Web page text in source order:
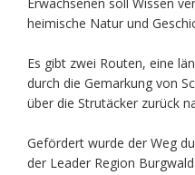
heimische Natur und
Es gibt zwei Routen, eine
durch die Gemarkung von
über die Strutäcker zurück
Gefördert wurde der Weg
der Leader Region